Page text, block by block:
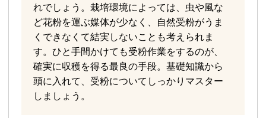
れでしょう。栽培環境によっては、虫や風な
ど花粉を運ぶ媒体が少なく、自然受粉がうま
くできなくて結実しないことも考えられま
す。ひと手間かけても受粉作業をするのが、
確実に収穫を得る最良の手段。基礎知識から
頭に入れて、受粉についてしっかりマスター
しましょう。